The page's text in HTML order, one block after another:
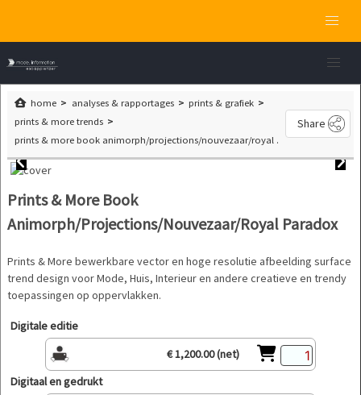
home analyses & rapportages
prints & grafiek
prints & more trends
prints & more book animorph/projections/nouvezaar/royal paradox
Share
Prints & More Book
Animorph/Projections/Nouvezaar/Royal Paradox
Prints & More bewerkbare vector en hoge resolutie afbeelding surface
trend design voor Mode, Huis, Interieur en andere creatieve en trendy
toepassingen op oppervlakken.
Digitale editie
€ 1,200.00 (net)
Digitaal en gedrukt